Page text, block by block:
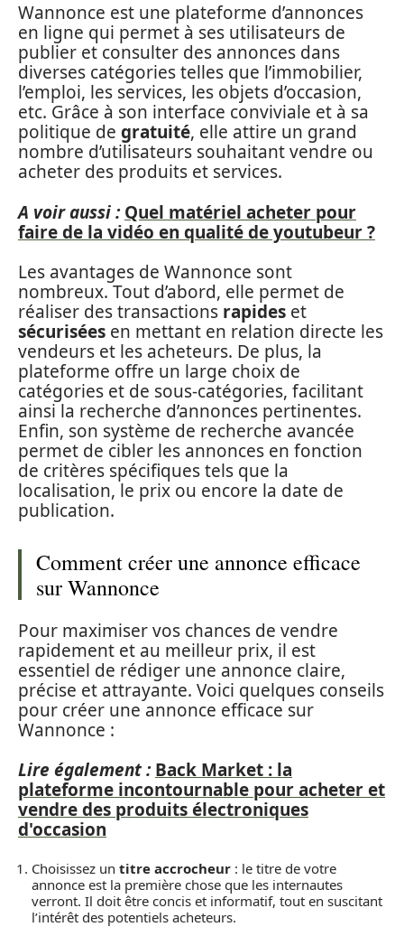
Wannonce est une plateforme d’annonces
en ligne qui permet à ses utilisateurs de
publier et consulter des annonces dans
diverses catégories telles que l’immobilier,
l’emploi, les services, les objets d’occasion,
etc. Grâce à son interface conviviale et à sa
politique de gratuité, elle attire un grand
nombre d’utilisateurs souhaitant vendre ou
acheter des produits et services.
A voir aussi : Quel matériel acheter pour
faire de la vidéo en qualité de youtubeur ?
Les avantages de Wannonce sont
nombreux. Tout d’abord, elle permet de
réaliser des transactions rapides et
sécurisées en mettant en relation directe les
vendeurs et les acheteurs. De plus, la
plateforme offre un large choix de
catégories et de sous-catégories, facilitant
ainsi la recherche d’annonces pertinentes.
Enfin, son système de recherche avancée
permet de cibler les annonces en fonction
de critères spécifiques tels que la
localisation, le prix ou encore la date de
publication.
Comment créer une annonce efficace
sur Wannonce
Pour maximiser vos chances de vendre
rapidement et au meilleur prix, il est
essentiel de rédiger une annonce claire,
précise et attrayante. Voici quelques conseils
pour créer une annonce efficace sur
Wannonce :
Lire également : Back Market : la
plateforme incontournable pour acheter et
vendre des produits électroniques
d'occasion
Choisissez un titre accrocheur : le titre de votre
annonce est la première chose que les internautes
verront. Il doit être concis et informatif, tout en suscitant
l’intérêt des potentiels acheteurs.